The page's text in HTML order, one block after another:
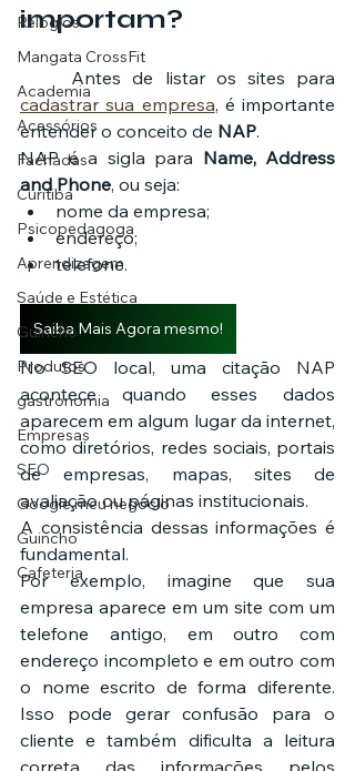
Relógios
Mangata CrossFit
Academia
Acessórios
Fachadas
Curitiba
Psicopedagoga
Aprendizagem
Saúde e Estética
Guincho
Produtos
gastronomia
Empresas
SEO
Google meu negócio
Guincho
Cafeteria
importam?
cadastrar sua empresa, é importante
entender o conceito de NAP.
NAP é a sigla para Name, Address
and Phone, ou seja:
nome da empresa;
endereço;
telefone.
Saiba Mais Agora mesmo!
No SEO local, uma citação NAP
acontece quando esses dados
aparecem em algum lugar da internet,
como diretórios, redes sociais, portais
de empresas, mapas, sites de
avaliação ou páginas institucionais.
A consistência dessas informações é
fundamental.
Por exemplo, imagine que sua
empresa aparece em um site com um
telefone antigo, em outro com
endereço incompleto e em outro com
o nome escrito de forma diferente.
Isso pode gerar confusão para o
cliente e também dificulta a leitura
correta das informações pelos